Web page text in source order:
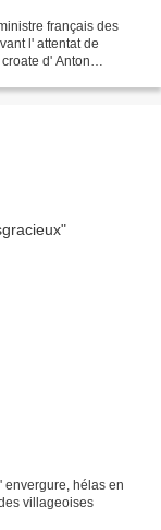
français des
l' attentat de
d' Anton
envergure, hélas en
villageoises